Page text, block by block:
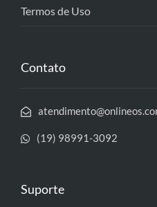
Termos de Uso
Contato
(19) 98991-3092
Suporte